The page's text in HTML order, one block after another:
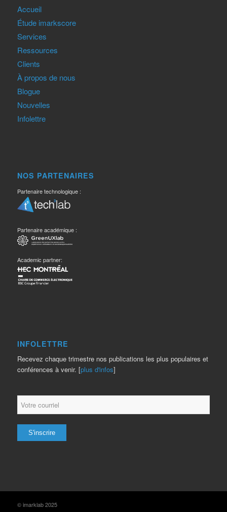
Accueil
Étude imarkscore
Services
Ressources
Clients
À propos de nous
Blogue
Nouvelles
Infolettre
NOS PARTENAIRES
Partenaire technologique :
Partenaire académique :
Academic partner:
INFOLETTRE
Recevez chaque trimestre nos publications les plus populaires et
conférences à venir. [plus d'infos]
© imarklab 2025